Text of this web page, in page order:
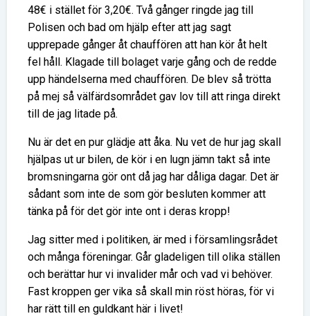
48€ i stället för 3,20€. Två gånger ringde jag till
Polisen och bad om hjälp efter att jag sagt
upprepade gånger åt chauffören att han kör åt helt
fel håll. Klagade till bolaget varje gång och de redde
upp händelserna med chauffören. De blev så trötta
på mej så välfärdsområdet gav lov till att ringa direkt
till de jag litade på.
Nu är det en pur glädje att åka. Nu vet de hur jag skall
hjälpas ut ur bilen, de kör i en lugn jämn takt så inte
bromsningarna gör ont då jag har dåliga dagar. Det är
sådant som inte de som gör besluten kommer att
tänka på för det gör inte ont i deras kropp!
Jag sitter med i politiken, är med i församlingsrådet
och många föreningar. Går gladeligen till olika ställen
och berättar hur vi invalider mår och vad vi behöver.
Fast kroppen ger vika så skall min röst höras, för vi
har rätt till en guldkant här i livet!